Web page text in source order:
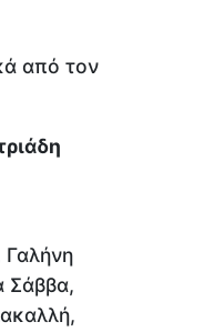
από τον
Γαλήνη
Σάββα,